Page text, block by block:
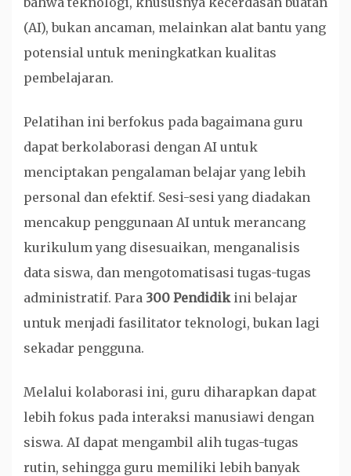
(AI), bukan ancaman, melainkan alat bantu yang
potensial untuk meningkatkan kualitas
pembelajaran.
Pelatihan ini berfokus pada bagaimana guru
dapat berkolaborasi dengan AI untuk
menciptakan pengalaman belajar yang lebih
personal dan efektif. Sesi-sesi yang diadakan
mencakup penggunaan AI untuk merancang
kurikulum yang disesuaikan, menganalisis
data siswa, dan mengotomatisasi tugas-tugas
administratif. Para 300 Pendidikini belajar
untuk menjadi fasilitator teknologi, bukan lagi
sekadar pengguna.
Melalui kolaborasi ini, guru diharapkan dapat
lebih fokus pada interaksi manusiawi dengan
siswa. AI dapat mengambil alih tugas-tugas
rutin, sehingga guru memiliki lebih banyak